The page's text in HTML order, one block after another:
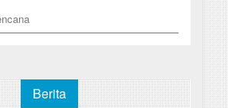
Berita